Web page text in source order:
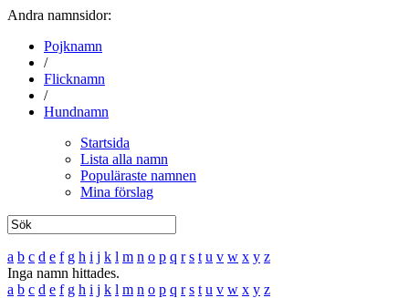
Andra namnsidor:
Pojknamn
/
Flicknamn
/
Hundnamn
Startsida
Lista alla namn
Populäraste namnen
Mina förslag
a b c d e f g h i j k l m n o p q r s t u v w x y z
Inga namn hittades.
a b c d e f g h i j k l m n o p q r s t u v w x y z